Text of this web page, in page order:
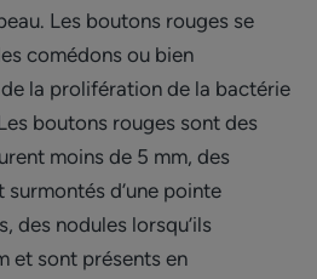
Les boutons rouges se
comédons ou bien
la prolifération de la bactérie
boutons rouges sont des
moins de 5 mm, des
surmontés d’une pointe
des nodules lorsqu’ils
et sont présents en